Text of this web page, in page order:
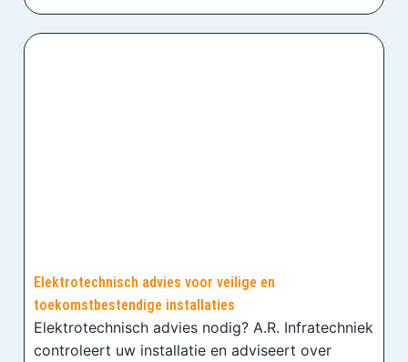
Elektrotechnisch advies voor veilige en
toekomstbestendige installaties
Elektrotechnisch advies nodig? A.R. Infratechniek
controleert uw installatie en adviseert over